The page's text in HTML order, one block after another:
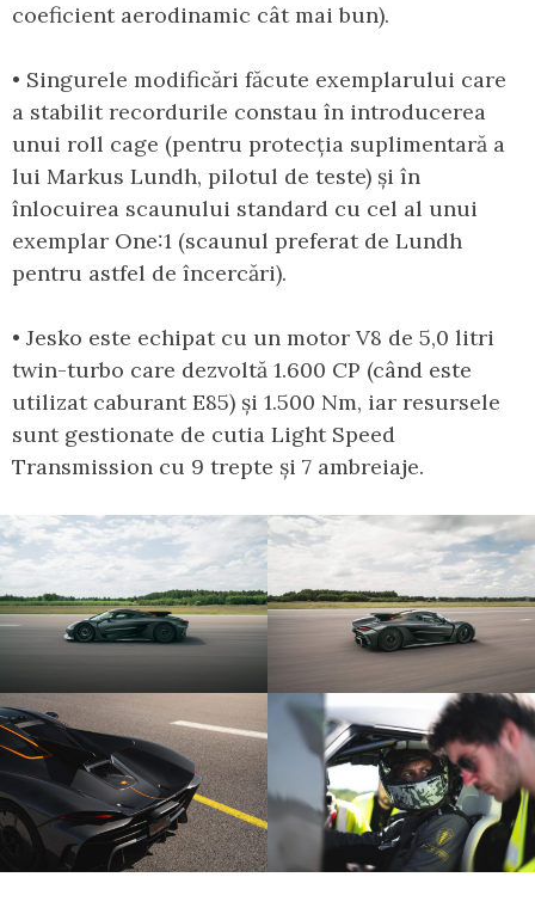
coeficient aerodinamic cât mai bun).
• Singurele modificări făcute exemplarului care
a stabilit recordurile constau în introducerea
unui roll cage (pentru protecția suplimentară a
lui Markus Lundh, pilotul de teste) și în
înlocuirea scaunului standard cu cel al unui
exemplar One:1 (scaunul preferat de Lundh
pentru astfel de încercări).
• Jesko este echipat cu un motor V8 de 5,0 litri
twin-turbo care dezvoltă 1.600 CP (când este
utilizat caburant E85) și 1.500 Nm, iar resursele
sunt gestionate de cutia Light Speed
Transmission cu 9 trepte și 7 ambreiaje.